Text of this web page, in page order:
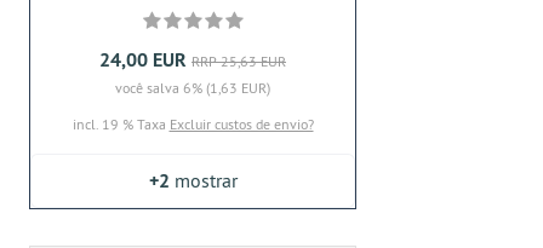
24,00 EUR RRP 25,63 EUR
você salva 6% (1,63 EUR)
incl. 19 % Taxa Excluir custos de envio?
+2 mostrar